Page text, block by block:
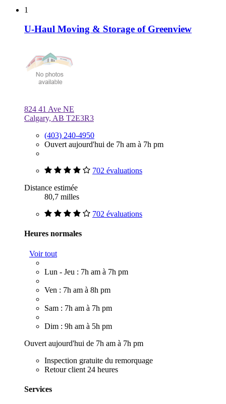
1
U-Haul Moving & Storage of Greenview
824 41 Ave NE
Calgary, AB T2E3R3
(403) 240-4950
Ouvert aujourd'hui de 7h am à 7h pm
702 évaluations
Distance estimée
80,7 milles
702 évaluations
Heures normales
Voir tout
Lun - Jeu : 7h am à 7h pm
Ven : 7h am à 8h pm
Sam : 7h am à 7h pm
Dim : 9h am à 5h pm
Ouvert aujourd'hui de 7h am à 7h pm
Inspection gratuite du remorquage
Retour client 24 heures
Services